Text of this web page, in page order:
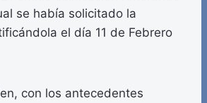
se había solicitado la
el día 11 de Febrero
con los antecedentes